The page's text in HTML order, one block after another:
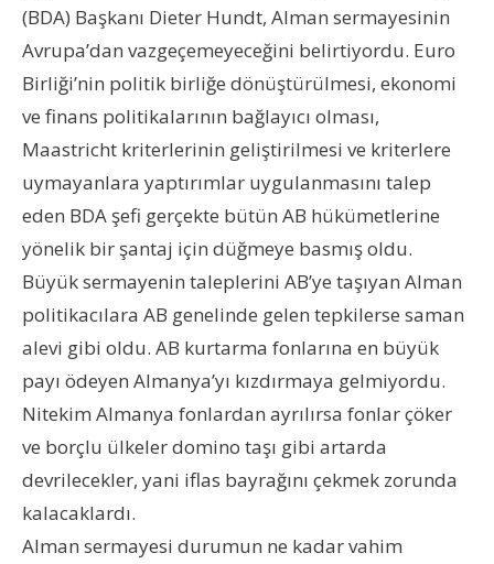
(BDA) Başkanı Dieter Hundt, Alman sermayesinin
Avrupa’dan vazgeçemeyeceğini belirtiyordu. Euro
Birliği’nin politik birliğe dönüştürülmesi, ekonomi
ve finans politikalarının bağlayıcı olması,
Maastricht kriterlerinin geliştirilmesi ve kriterlere
uymayanlara yaptırımlar uygulanmasını talep
eden BDA şefi gerçekte bütün AB hükümetlerine
yönelik bir şantaj için düğmeye basmış oldu.
Büyük sermayenin taleplerini AB’ye taşıyan Alman
politikacılara AB genelinde gelen tepkilerse saman
alevi gibi oldu. AB kurtarma fonlarına en büyük
payı ödeyen Almanya’yı kızdırmaya gelmiyordu.
Nitekim Almanya fonlardan ayrılırsa fonlar çöker
ve borçlu ülkeler domino taşı gibi artarda
devrilecekler, yani iflas bayrağını çekmek zorunda
kalacaklardı.
Alman sermayesi durumun ne kadar vahim